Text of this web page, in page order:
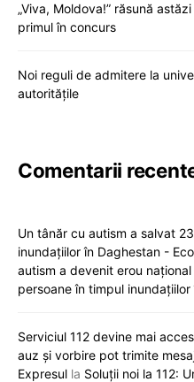
„Viva, Moldova!” răsună
primul în concurs
Noi reguli de admitere la
autoritățile
Comentarii
Un tânăr cu autism a salvat
inundațiilor în Daghestan -
autism a devenit erou
persoane în timpul
Serviciul 112 devine mai
auz și vorbire pot trimite
Expresul la Soluții noi la 112: